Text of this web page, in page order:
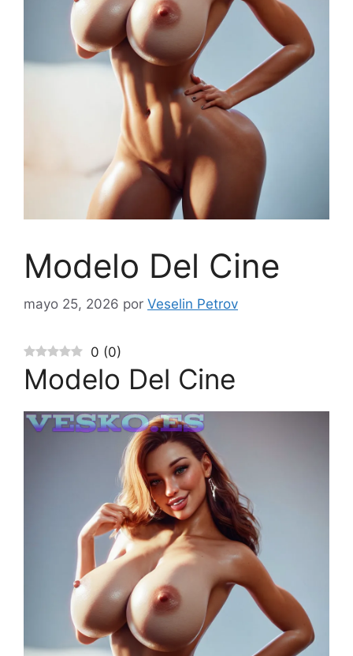
Modelo Del Cine
mayo 25, 2026 por Veselin Petrov
0 (0)
Modelo Del Cine